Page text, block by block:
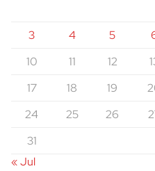
3
4 5
10
11 12
17
18 19
24
25 26
31
« Jul